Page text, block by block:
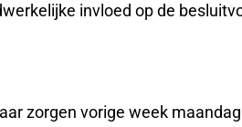
invloed op de
zorgen vorige week